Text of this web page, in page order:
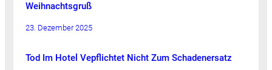
Weihnachtsgruß
23. Dezember 2025
Tod Im Hotel Vepflichtet Nicht Zum Schadenersatz